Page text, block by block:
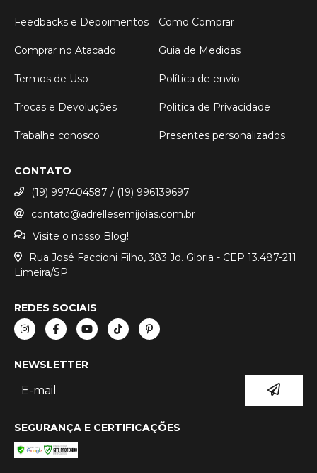
Feedbacks e Depoimentos Como Comprar
Comprar no Atacado Guia de Medidas
Termos de Uso Política de envio
Trocas e Devoluções Politica de Privacidade
Trabalhe conosco Presentes personalizados
CONTATO
(19) 997404587 / (19) 996139697
contato@adrellesemijoias.com.br
Visite o nosso Blog!
Rua José Faccioni Filho, 383 Jd. Gloria - CEP 13.487-211
Limeira/SP
REDES SOCIAIS
NEWSLETTER
SEGURANÇA E CERTIFICAÇÕES